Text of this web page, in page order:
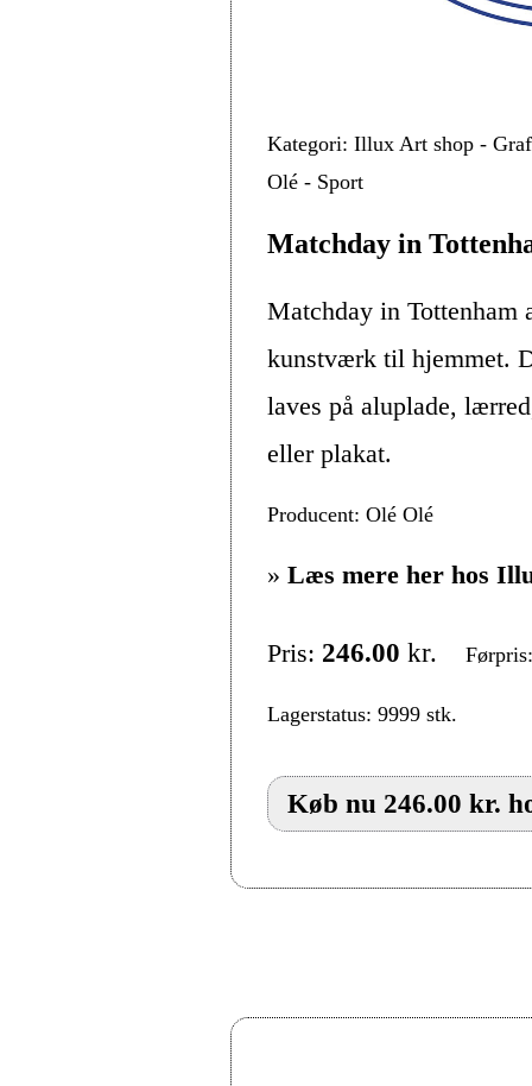
Kategori: Illux Art shop -
Olé - Sport
Matchday in
Matchday in
kunstværk til hjemmet.
laves på aluplade,
eller plakat.
Producent: Olé Olé
» Læs mere her hos
Pris: 246.00 kr.
Lagerstatus: 9999 stk.
Køb nu 246.00 kr.